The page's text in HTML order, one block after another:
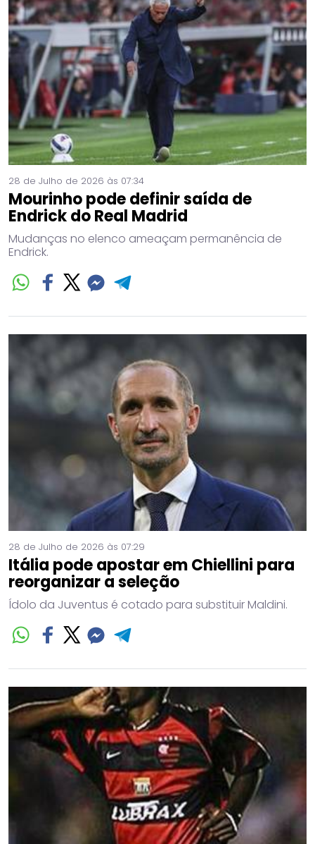
28 de Julho de 2026 às 07:34
Mourinho pode definir saída de
Endrick do Real Madrid
Mudanças no elenco ameaçam permanência de
Endrick.
28 de Julho de 2026 às 07:29
Itália pode apostar em Chiellini para
reorganizar a seleção
Ídolo da Juventus é cotado para substituir Maldini.